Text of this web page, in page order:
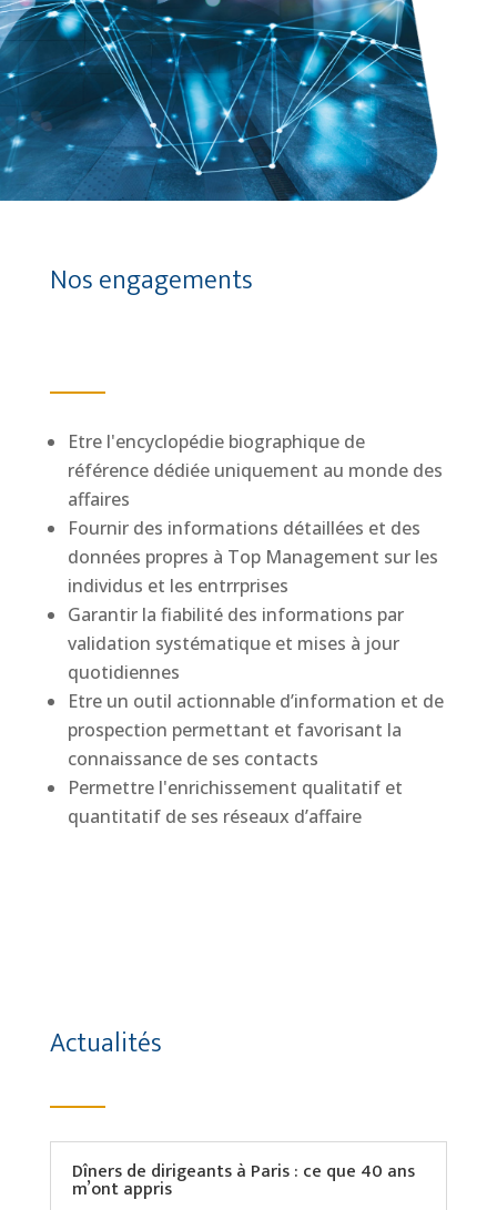
Nos engagements
Etre l'encyclopédie biographique de
référence dédiée uniquement au monde des
affaires
Fournir des informations détaillées et des
données propres à Top Management sur les
individus et les entrrprises
Garantir la fiabilité des informations par
validation systématique et mises à jour
quotidiennes
Etre un outil actionnable d’information et de
prospection permettant et favorisant la
connaissance de ses contacts
Permettre l'enrichissement qualitatif et
quantitatif de ses réseaux d’affaire
Actualités
Dîners de dirigeants à Paris : ce que 40 ans
m’ont appris